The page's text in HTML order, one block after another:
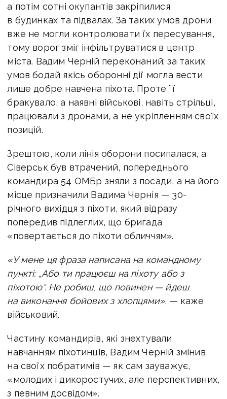
а потім сотні окупантів закріпилися
в будинках та підвалах. За таких умов дрони
вже не могли контролювати їх пересування,
тому ворог зміг інфільтруватися в центр
міста. Вадим Черній переконаний: за таких
умов бодай якісь оборонні дії могла вести
лише добре навчена піхота. Проте її
бракувало, а наявні військові, навіть стрільці,
працювали з дронами, а не укріпленням своїх
позицій.
Зрештою, коли лінія оборони посипалася, а
Сіверськ був втрачений, попереднього
командира 54 ОМБр зняли з посади, а на його
місце призначили Вадима Чернія — 30-
річного вихідця з піхоти, який відразу
попередив підлеглих, що бригада
«повертається до піхоти обличчям».
«У мене ця фраза написана на командному
пункті: „Або ти працюєш на піхоту або з
піхотою“. Не робиш, що повинен — йдеш
на виконання бойових з хлопцями», — каже
військовий.
Частину командирів, які знехтували
навчанням піхотинців, Вадим Черній змінив
на своїх побратимів — як сам зауважує,
«молодих і дикоростучих, але перспективних,
з певним досвідом».